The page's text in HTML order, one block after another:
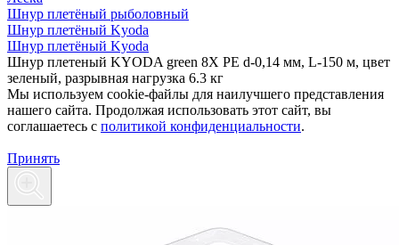
Шнур плетёный рыболовный
Шнур плетёный Kyoda
Шнур плетёный Kyoda
Шнур плетеный KYODA green 8X PE d-0,14 мм, L-150 м, цвет
зеленый, разрывная нагрузка 6.3 кг
Мы используем cookie-файлы для наилучшего представления
нашего сайта. Продолжая использовать этот сайт, вы
соглашаетесь c политикой конфиденциальности.
Принять